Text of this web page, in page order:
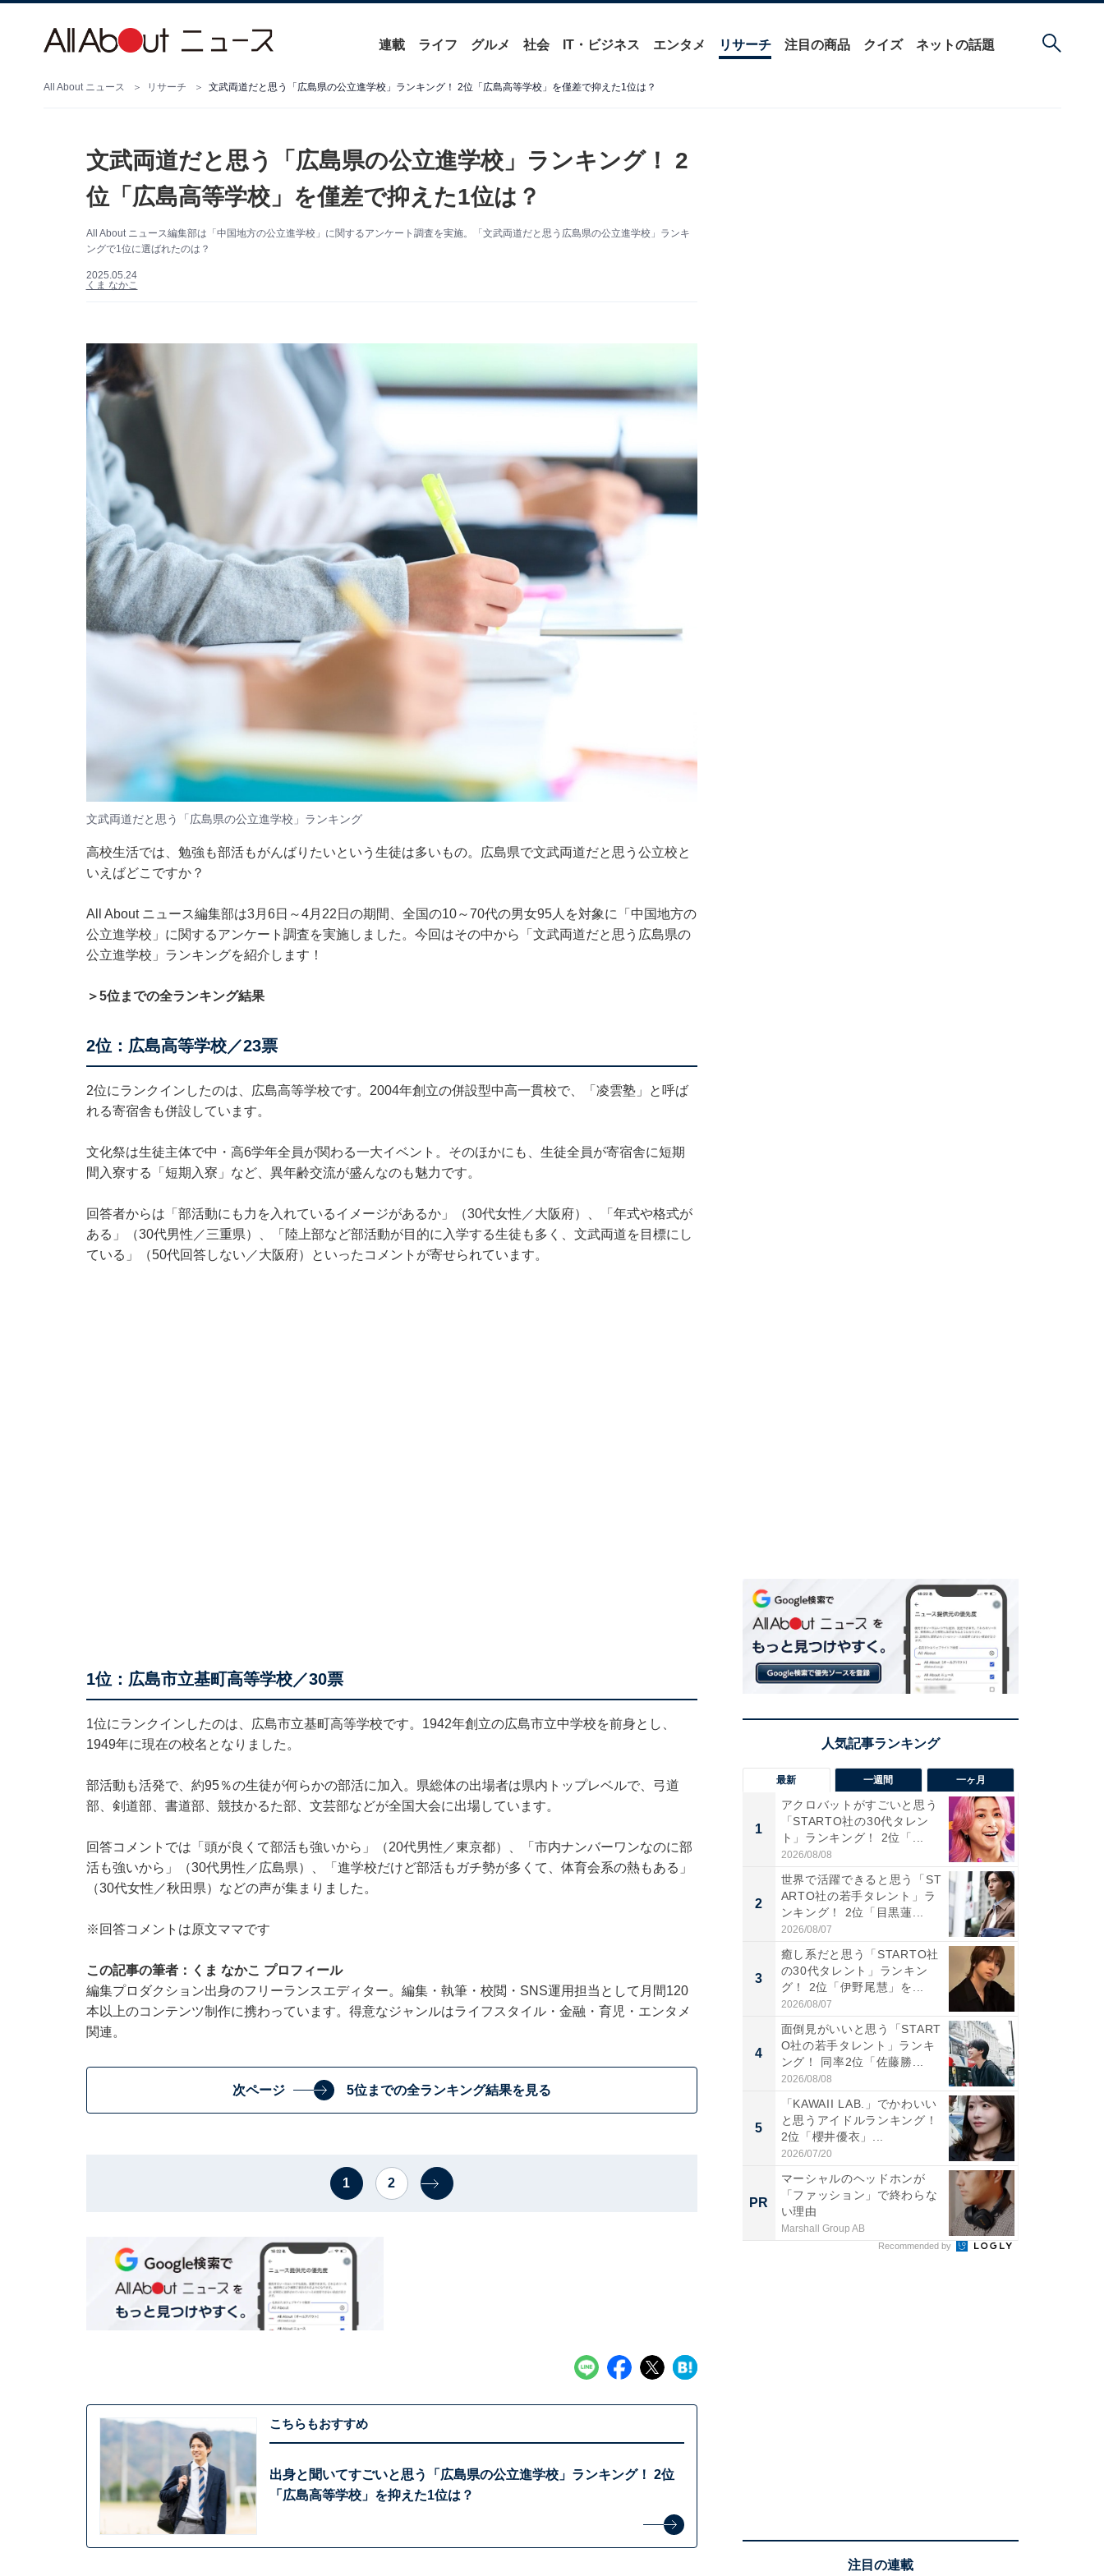
連載 ライフ グルメ 社会 IT・ビジネス エンタメ リサーチ 注目の商品 クイズ ネットの話題
All About ニュース リサーチ 文武両道だと思う「広島県の公立進学校」ランキング！ 2位「広島高等学校」を僅差で抑えた1位は？
文武両道だと思う「広島県の公立進学校」ランキング！ 2
位「広島高等学校」を僅差で抑えた1位は？
All About ニュース編集部は「中国地方の公立進学校」に関するアンケート調査を実施。「文武両道だと思う広島県の公立進学校」ランキ
ングで1位に選ばれたのは？
2025.05.24
くま なかこ
文武両道だと思う「広島県の公立進学校」ランキング
高校生活では、勉強も部活もがんばりたいという生徒は多いもの。広島県で文武両道だと思う公立校と
いえばどこですか？
All About ニュース編集部は3月6日～4月22日の期間、全国の10～70代の男女95人を対象に「中国地方の
公立進学校」に関するアンケート調査を実施しました。今回はその中から「文武両道だと思う広島県の
公立進学校」ランキングを紹介します！
＞5位までの全ランキング結果
2位：広島高等学校／23票
2位にランクインしたのは、広島高等学校です。2004年創立の併設型中高一貫校で、「凌雲塾」と呼ば
れる寄宿舎も併設しています。
文化祭は生徒主体で中・高6学年全員が関わる一大イベント。そのほかにも、生徒全員が寄宿舎に短期
間入寮する「短期入寮」など、異年齢交流が盛んなのも魅力です。
回答者からは「部活動にも力を入れているイメージがあるか」（30代女性／大阪府）、「年式や格式が
ある」（30代男性／三重県）、「陸上部など部活動が目的に入学する生徒も多く、文武両道を目標にし
ている」（50代回答しない／大阪府）といったコメントが寄せられています。
1位：広島市立基町高等学校／30票
1位にランクインしたのは、広島市立基町高等学校です。1942年創立の広島市立中学校を前身とし、
1949年に現在の校名となりました。
部活動も活発で、約95％の生徒が何らかの部活に加入。県総体の出場者は県内トップレベルで、弓道
部、剣道部、書道部、競技かるた部、文芸部などが全国大会に出場しています。
回答コメントでは「頭が良くて部活も強いから」（20代男性／東京都）、「市内ナンバーワンなのに部
活も強いから」（30代男性／広島県）、「進学校だけど部活もガチ勢が多くて、体育会系の熱もある」
（30代女性／秋田県）などの声が集まりました。
※回答コメントは原文ママです
この記事の筆者：くま なかこ プロフィール
編集プロダクション出身のフリーランスエディター。編集・執筆・校閲・SNS運用担当として月間120
本以上のコンテンツ制作に携わっています。得意なジャンルはライフスタイル・金融・育児・エンタメ
関連。
次ページ 5位までの全ランキング結果を見る
1 2
こちらもおすすめ
出身と聞いてすごいと思う「広島県の公立進学校」ランキング！ 2位
「広島高等学校」を抑えた1位は？
最新 一週間 一ヶ月
1
アクロバットがすごいと思う
「STARTO社の30代タレン
ト」ランキング！ 2位「...
2026/08/08
2
世界で活躍できると思う「ST
ARTO社の若手タレント」ラ
ンキング！ 2位「目黒蓮...
2026/08/07
3
癒し系だと思う「STARTO社
の30代タレント」ランキン
グ！ 2位「伊野尾慧」を...
2026/08/07
4
面倒見がいいと思う「START
O社の若手タレント」ランキ
ング！ 同率2位「佐藤勝...
2026/08/08
5
「KAWAII LAB.」でかわいい
と思うアイドルランキング！
2位「櫻井優衣」...
2026/07/20
PR
マーシャルのヘッドホンが
「ファッション」で終わらな
い理由
Marshall Group AB
Recommended by
注目の連載